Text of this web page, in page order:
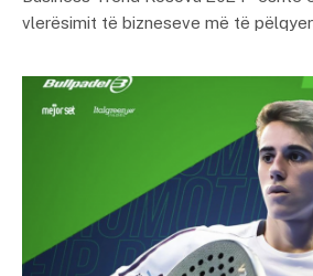
vlerësimit të bizneseve më të